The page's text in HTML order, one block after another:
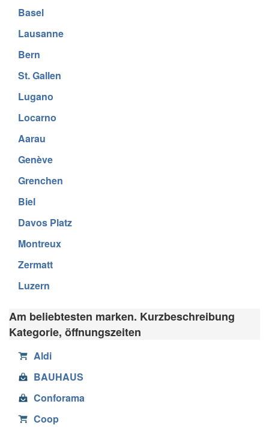
Basel
Lausanne
Bern
St. Gallen
Lugano
Locarno
Aarau
Genève
Grenchen
Biel
Davos Platz
Montreux
Zermatt
Luzern
Am beliebtesten marken. Kurzbeschreibung
Kategorie, öffnungszeiten
Aldi
BAUHAUS
Conforama
Coop